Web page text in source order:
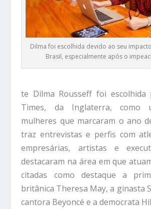
Dilma foi escolhida devido ao seu
Brasil, especialmente após o
te Dilma Rousseff foi escolhida
Times, da Inglaterra, como
mulheres que marcaram o ano
traz entrevistas e perfis com
empresárias, artistas e
destacaram na área em que
citadas como destaque a
britânica Theresa May, a ginasta
cantora Beyoncé e a democrata